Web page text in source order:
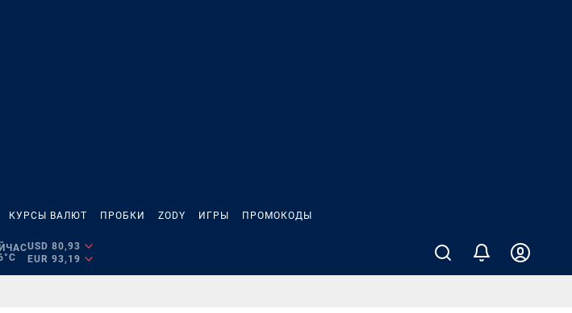
КУРСЫ ВАЛЮТ ПРОБКИ ZODY ИГРЫ ПРОМОКОДЫ
USD 80,93
EUR 93,19